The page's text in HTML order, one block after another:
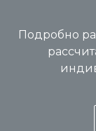
Подробно